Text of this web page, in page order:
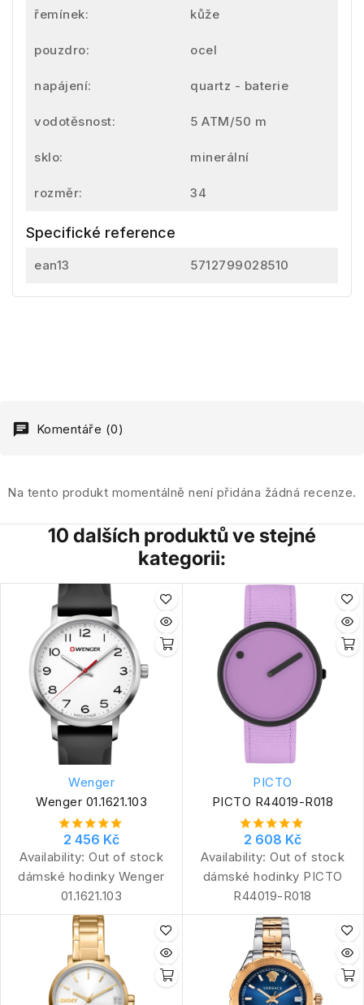
řemínek: kůže
pouzdro: ocel
napájení: quartz - baterie
vodotěsnost: 5 ATM/50 m
sklo: minerální
rozměr: 34
Specifické reference
ean13 5712799028510
Komentáře (0)
Na tento produkt momentálně není přidána žádná recenze.
10 dalších produktů ve stejné
kategorii:
Wenger
Wenger 01.1621.103
2 456 Kč
Availability: Out of stock
dámské hodinky Wenger
01.1621.103
PICTO
PICTO R44019-R018
2 608 Kč
Availability: Out of stock
dámské hodinky PICTO
R44019-R018